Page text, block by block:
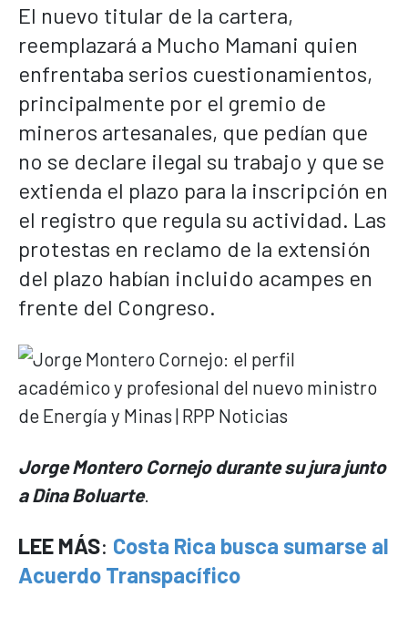
El nuevo titular de la cartera,
reemplazará a Mucho Mamani quien
enfrentaba serios cuestionamientos,
principalmente por el gremio de
mineros artesanales, que pedían que
no se declare ilegal su trabajo y que se
extienda el plazo para la inscripción en
el registro que regula su actividad. Las
protestas en reclamo de la extensión
del plazo habían incluido acampes en
frente del Congreso.
Jorge Montero Cornejo durante su jura junto
a Dina Boluarte.
LEE MÁS: Costa Rica busca sumarse al
Acuerdo Transpacífico